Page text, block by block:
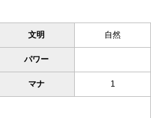
文明 自然
パワー
マナ 1